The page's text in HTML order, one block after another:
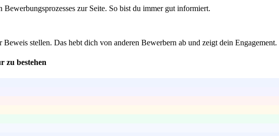
zur Seite. So bist du immer gut informiert.
stellen. Das hebt dich von anderen Bewerbern ab und zeigt dein Engagement.
zu bestehen